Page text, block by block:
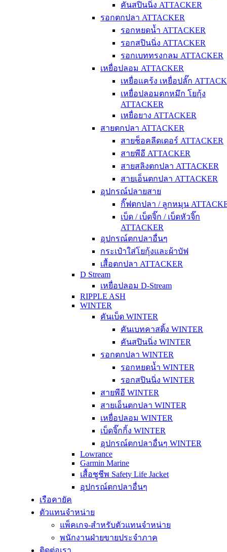
คันสปินนิ่ง ATTACKER
รอกตกปลา ATTACKER
รอกหยดน้ำ ATTACKER
รอกสปินนิ่ง ATTACKER
รอกเบททรงกลม ATTACKER
เหยื่อปลอม ATTACKER
เหยื่อแคร้ง เหยื่อปลั๊ก
เหยื่อปลอมตกหมึก โยกุ้ง
ATTACKER
เหยื่อยาง ATTACKER
สายตกปลา ATTACKER
สายช็อคลีดเดอร์ ATTACKER
สายพีอี ATTACKER
สายสลิงตกปลา ATTACKER
สายเอ็นตกปลา ATTACKER
อุปกรณ์ปลายสาย
กิ๊ฟตกปลา / ลูกหมุน
เบ็ด / เบ็ดจิ๊ก / เบ็ดหัวจิ๊ก
ATTACKER
อุปกรณ์ตกปลาอื่นๆ
กระเป๋าใส่โยกุ้งและผ้าบัฟ
เสื้อตกปลา ATTACKER
D Stream
เหยื่อปลอม D-Stream
RIPPLE ASH
WINTER
คันเบ็ด WINTER
คันเบทคาสติ้ง WINTER
คันสปินนิ่ง WINTER
รอกตกปลา WINTER
รอกหยดน้ำ WINTER
รอกสปินนิ่ง WINTER
สายพีอี WINTER
สายเอ็นตกปลา WINTER
เหยื่อปลอม WINTER
เบ็ดจิ๊กกิ้ง WINTER
อุปกรณ์ตกปลาอื่นๆ WINTER
Lowrance
Garmin Marine
เสื้อชูชีพ Safety Life Jacket
อุปกรณ์ตกปลาอื่นๆ
เรือคายัค
ตัวแทนจำหน่าย
แพ็คเกจ-สำหรับตัวแทนจำหน่าย
พนักงานฝ่ายขายประจำภาค
ติดต่อเรา